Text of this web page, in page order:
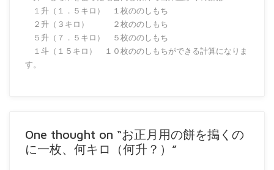
１升（１．５キロ） １枚ののしもち
２升（３キロ） ２枚ののしもち
５升（７．５キロ） ５枚ののしもち
１斗（１５キロ） １０枚ののしもちができる計算になりま
す。
One thought on “お正月用の餅を搗くの
に一枚、何キロ（何升？）”